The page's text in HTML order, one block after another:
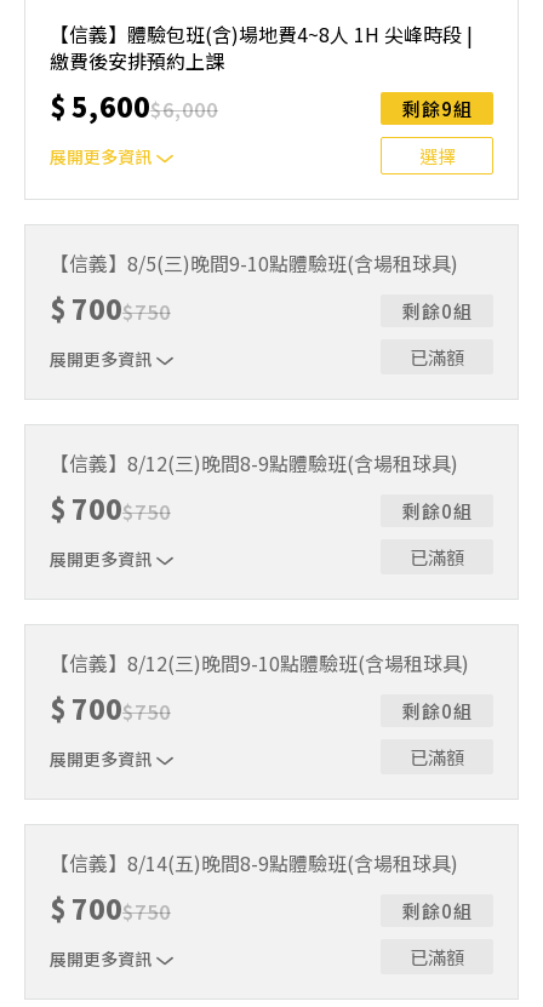
課程異動規則】，報名後視為您已同意上述規則。
【信義】體驗包班(含)場地費4~8人 1H 尖峰時段 |
繳費後安排預約上課
$5,600$6,000
展開更多資訊
剩餘9組
選擇
上20點可安排預約上課⚠️ 報名請參閱【報名與課程異動規
則】。報名後視為您已同意上述規則。
【信義】8/5(三)晚間9-10點體驗班(含場租球具)
$ 700$750
展開更多資訊
剩餘0組
已滿額
制。歡迎邀請親友一同報名參加，享受團體運動樂趣！ 如
人數未達開班門檻，或因天候不佳無法如期舉行，POA將視
情況安排延期或併班處理。 ⚠️ 報名完成後，如因天候因素
無法上課，僅提供課程延期選項，恕不退費，請參閱【報名
與課程異動規則】。報名後視為您已同意上述規則。
【信義】8/12(三)晚間8-9點體驗班(含場租球具)
$ 700$750
展開更多資訊
剩餘0組
已滿額
制。歡迎邀請親友一同報名參加，享受團體運動樂趣！ 如
人數未達開班門檻，或因天候不佳無法如期舉行，POA將視
情況安排延期或併班處理。 ⚠️ 報名完成後，如因天候因素
無法上課，僅提供課程延期選項，恕不退費，請參閱【報名
與課程異動規則】。報名後視為您已同意上述規則。
【信義】8/12(三)晚間9-10點體驗班(含場租球具)
$ 700$750
展開更多資訊
剩餘0組
已滿額
制。歡迎邀請親友一同報名參加，享受團體運動樂趣！ 如
人數未達開班門檻，或因天候不佳無法如期舉行，POA將視
情況安排延期或併班處理。 ⚠️ 報名完成後，如因天候因素
無法上課，僅提供課程延期選項，恕不退費，請參閱【報名
與課程異動規則】。報名後視為您已同意上述規則。
【信義】8/14(五)晚間8-9點體驗班(含場租球具)
$ 700$750
展開更多資訊
剩餘0組
已滿額